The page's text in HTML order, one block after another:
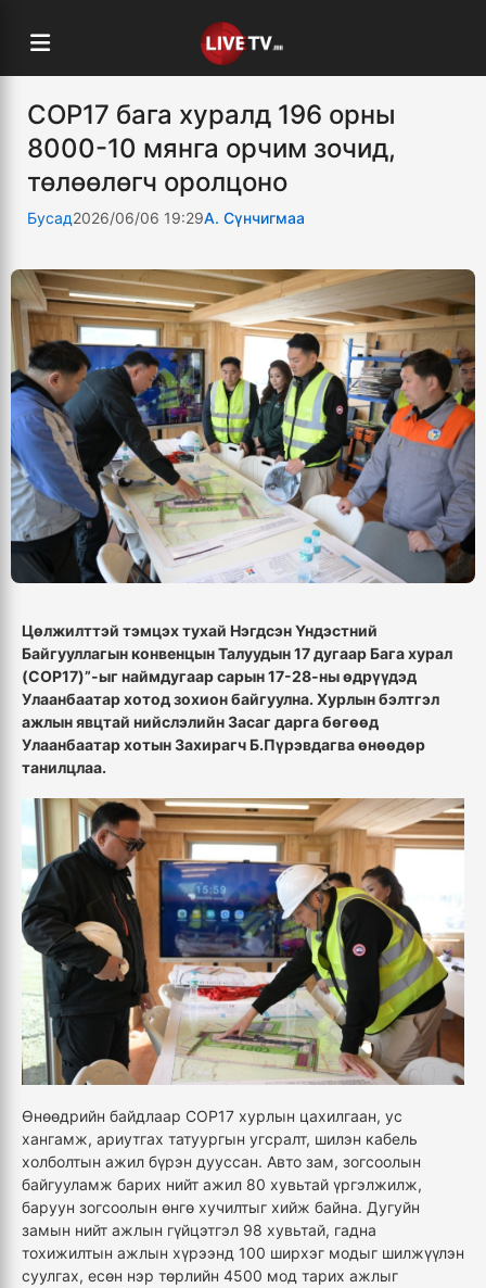
COP17 бага хуралд 196 орны
8000-10 мянга орчим зочид,
төлөөлөгч оролцоно
Бусад2026/06/06 19:29А. Сүнчигмаа
Цөлжилттэй тэмцэх тухай Нэгдсэн Үндэстний
Байгууллагын конвенцын Талуудын 17 дугаар Бага хурал
(COP17)”-ыг наймдугаар сарын 17-28-ны өдрүүдэд
Улаанбаатар хотод зохион байгуулна. Хурлын бэлтгэл
ажлын явцтай нийслэлийн Засаг дарга бөгөөд
Улаанбаатар хотын Захирагч Б.Пүрэвдагва өнөөдөр
танилцлаа.
Өнөөдрийн байдлаар COP17 хурлын цахилгаан, ус
хангамж, ариутгах татуургын угсралт, шилэн кабель
холболтын ажил бүрэн дууссан. Авто зам, зогсоолын
байгууламж барих нийт ажил 80 хувьтай үргэлжилж,
баруун зогсоолын өнгө хучилтыг хийж байна. Дугуйн
замын нийт ажлын гүйцэтгэл 98 хувьтай, гадна
тохижилтын ажлын хүрээнд 100 ширхэг модыг шилжүүлэн
суулгах, есөн нэр төрлийн 4500 мод тарих ажлыг